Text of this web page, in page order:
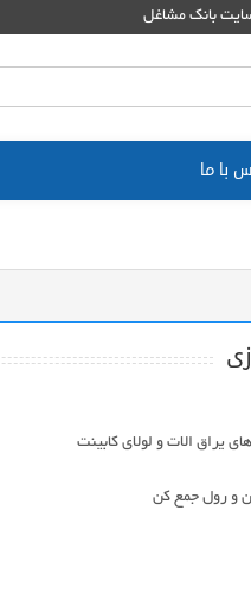
بانک مشاغل
با ما
و رول جمع کن